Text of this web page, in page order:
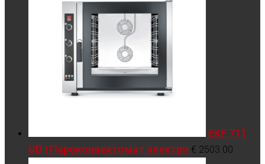
EKF 711
UD | Пароконвектомат электро € 2503.00